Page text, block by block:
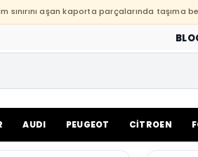
sınırını aşan kaporta parçalarında taşıma
AUDI PEUGEOT CİTROEN